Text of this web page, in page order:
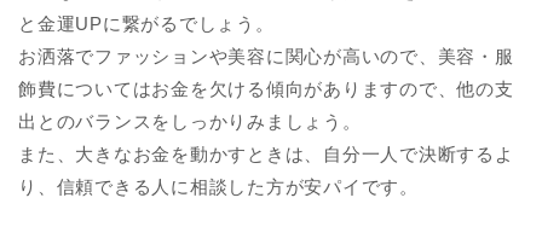
と金運UPに繋がるでしょう。
お洒落でファッションや美容に関心が高いので、美容・服
飾費についてはお金を欠ける傾向がありますので、他の支
出とのバランスをしっかりみましょう。
また、大きなお金を動かすときは、自分一人で決断するよ
り、信頼できる人に相談した方が安パイです。